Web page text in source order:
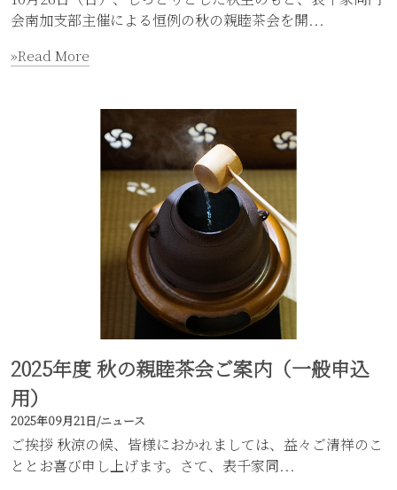
会南加支部主催による恒例の秋の親睦茶会を開...
»Read More
2025年度 秋の親睦茶会ご案内（一般申込
用）
2025年09月21日/ニュース
ご挨拶 秋涼の候、皆様におかれましては、益々ご清祥のこ
ととお喜び申し上げます。さて、表千家同...